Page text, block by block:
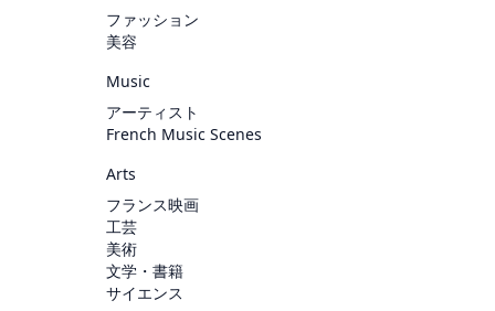
ファッション
美容
Music
アーティスト
French Music Scenes
Arts
フランス映画
工芸
美術
文学・書籍
サイエンス